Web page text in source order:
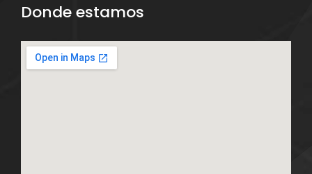
Donde estamos